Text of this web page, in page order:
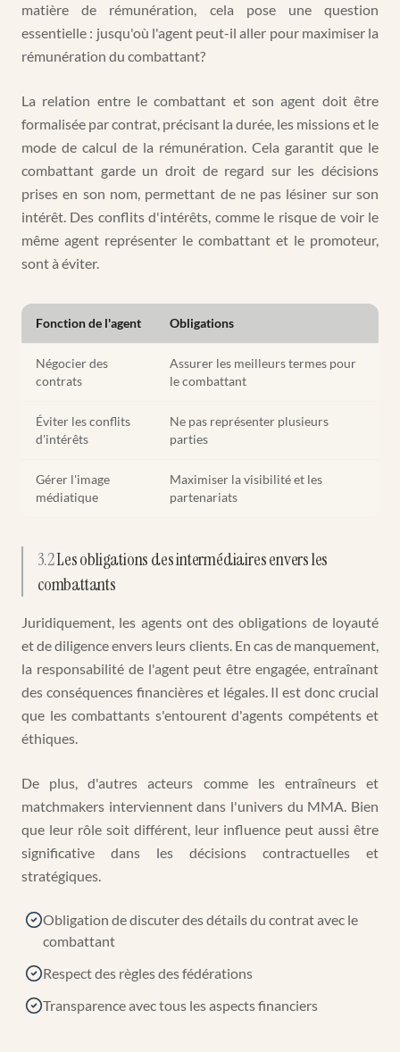
matière de rémunération, cela pose une question
essentielle : jusqu'où l'agent peut-il aller pour maximiser la
rémunération du combattant?
La relation entre le combattant et son agent doit être
formalisée par contrat, précisant la durée, les missions et le
mode de calcul de la rémunération. Cela garantit que le
combattant garde un droit de regard sur les décisions
prises en son nom, permettant de ne pas lésiner sur son
intérêt. Des conflits d'intérêts, comme le risque de voir le
même agent représenter le combattant et le promoteur,
sont à éviter.
Fonction de l'agent Obligations
Négocier des
contrats
Assurer les meilleurs termes pour
le combattant
Éviter les conflits
d'intérêts
Ne pas représenter plusieurs
parties
Gérer l'image
médiatique
Maximiser la visibilité et les
partenariats
3.2Les obligations des intermédiaires envers les
combattants
Juridiquement, les agents ont des obligations de loyauté
et de diligence envers leurs clients. En cas de manquement,
la responsabilité de l'agent peut être engagée, entraînant
des conséquences financières et légales. Il est donc crucial
que les combattants s'entourent d'agents compétents et
éthiques.
De plus, d'autres acteurs comme les entraîneurs et
matchmakers interviennent dans l'univers du MMA. Bien
que leur rôle soit différent, leur influence peut aussi être
significative dans les décisions contractuelles et
stratégiques.
Obligation de discuter des détails du contrat avec le
combattant
Respect des règles des fédérations
Transparence avec tous les aspects financiers